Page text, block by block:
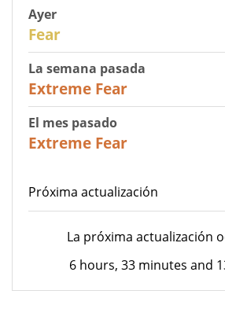
Ayer
Fear
La semana pasada
Extreme Fear
El mes pasado
Extreme Fear
Próxima actualización
La próxima actualización
6 hours, 33 minutes and